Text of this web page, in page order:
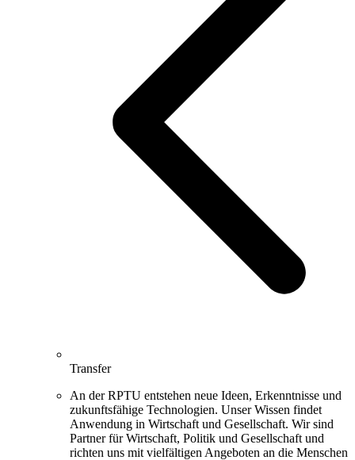
Transfer
An der RPTU entstehen neue Ideen, Erkenntnisse und
zukunftsfähige Technologien. Unser Wissen findet
Anwendung in Wirtschaft und Gesellschaft. Wir sind
Partner für Wirtschaft, Politik und Gesellschaft und
richten uns mit vielfältigen Angeboten an die Menschen